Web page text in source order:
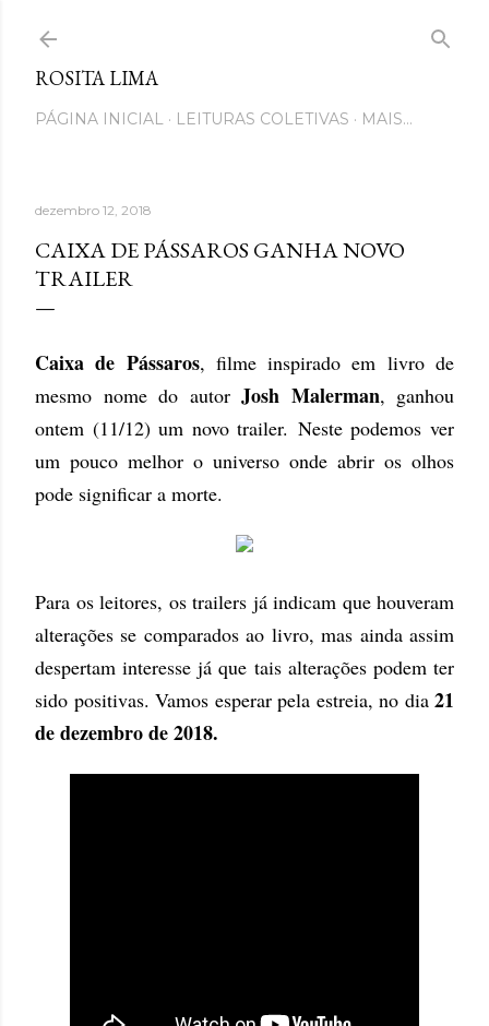
Pular para o conteúdo principal
ROSITA LIMA
PÁGINA INICIAL LEITURAS COLETIVAS MAIS…
dezembro 12, 2018
CAIXA DE PÁSSAROS GANHA NOVO
TRAILER
Caixa de Pássaros, filme inspirado em livro de
mesmo nome do autor Josh Malerman, ganhou
ontem (11/12) um novo trailer. Neste podemos ver
um pouco melhor o universo onde abrir os olhos
pode significar a morte.
Para os leitores, os trailers já indicam que houveram
alterações se comparados ao livro, mas ainda assim
despertam interesse já que tais alterações podem ter
sido positivas. Vamos esperar pela estreia, no dia 21
de dezembro de 2018.